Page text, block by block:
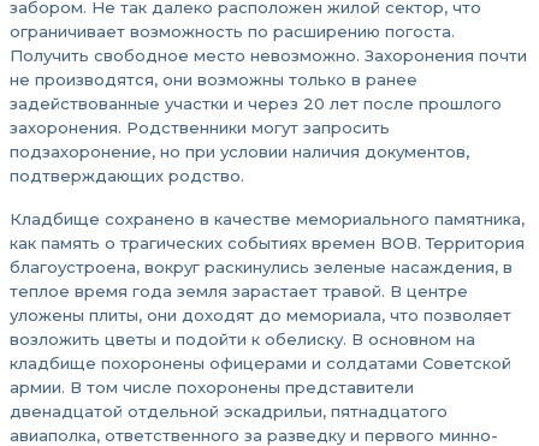
забором. Не так далеко расположен жилой сектор, что
ограничивает возможность по расширению погоста.
Получить свободное место невозможно. Захоронения почти
не производятся, они возможны только в ранее
задействованные участки и через 20 лет после прошлого
захоронения. Родственники могут запросить
подзахоронение, но при условии наличия документов,
подтверждающих родство.
Кладбище сохранено в качестве мемориального памятника,
как память о трагических событиях времен ВОВ. Территория
благоустроена, вокруг раскинулись зеленые насаждения, в
теплое время года земля зарастает травой. В центре
уложены плиты, они доходят до мемориала, что позволяет
возложить цветы и подойти к обелиску. В основном на
кладбище похоронены офицерами и солдатами Советской
армии. В том числе похоронены представители
двенадцатой отдельной эскадрильи, пятнадцатого
авиаполка, ответственного за разведку и первого минно-